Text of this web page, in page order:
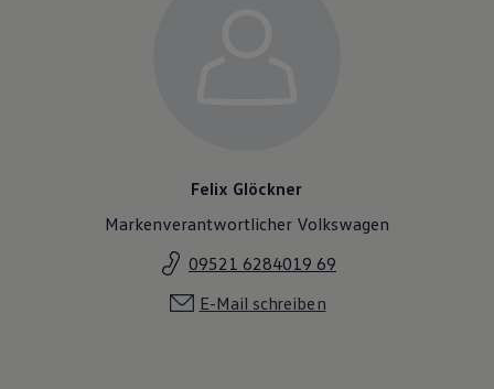
Felix Glöckner
Markenverantwortlicher Volkswagen
09521 6284019 69
E-Mail schreiben